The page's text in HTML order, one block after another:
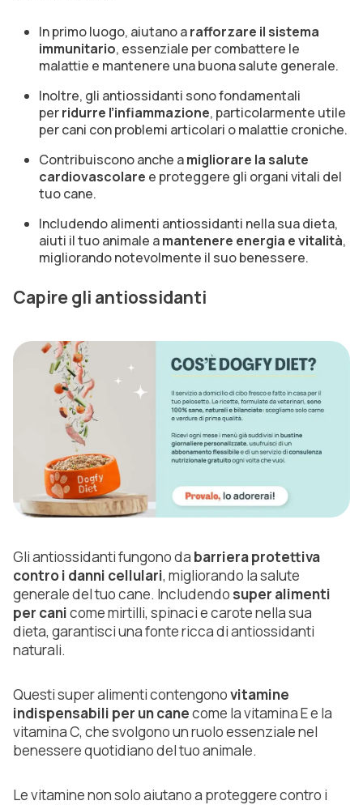
In primo luogo, aiutano arafforzare il sistema
immunitario, essenziale per combattere le
malattie e mantenere una buona salute generale.
Inoltre, gli antiossidanti sono fondamentali
perridurre l’infiammazione, particolarmente utile
per cani con problemi articolari o malattie croniche.
Contribuiscono anche amigliorare la salute
cardiovascolare e proteggere gli organi vitali del
tuo cane.
Includendo alimenti antiossidanti nella sua dieta,
aiuti il tuo animale amantenere energia e vitalità,
migliorando notevolmente il suo benessere.
Capire gli antiossidanti
Gli antiossidanti fungono da barriera protettiva
contro i danni cellulari, migliorando la salute
generale del tuo cane. Includendo super alimenti
per canicome mirtilli, spinaci e carote nella sua
dieta, garantisci una fonte ricca di antiossidanti
naturali.
Questi super alimenti contengonovitamine
indispensabili per un canecome la vitamina E e la
vitamina C, che svolgono un ruolo essenziale nel
benessere quotidiano del tuo animale.
Le vitamine non solo aiutano a proteggere contro i